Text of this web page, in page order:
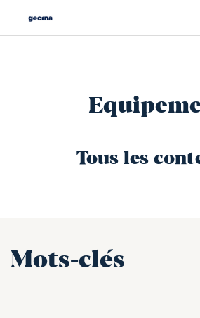
Tous les
Mots-clés